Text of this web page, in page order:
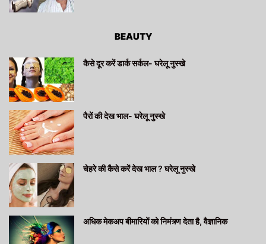
BEAUTY
कैसे दूर करें डार्क सर्कल- घरेलू नुस्खे
पैरों की देख भाल- घरेलू नुस्खे
चेहरे की कैसे करें देख भाल ? घरेलू नुस्खे
अधिक मेकअप बीमारियों को निमंत्र्ण देता है, वैज्ञानिक